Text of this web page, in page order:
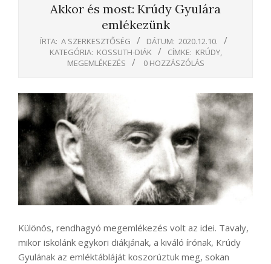
Akkor és most: Krúdy Gyulára
emlékezünk
ÍRTA: A SZERKESZTŐSÉG DÁTUM: 2020.12.10.
KATEGÓRIA: KOSSUTH-DIÁK CÍMKE: KRÚDY,
MEGEMLÉKEZÉS
0 HOZZÁSZÓLÁS
Különös, rendhagyó megemlékezés volt az idei. Tavaly,
mikor iskolánk egykori diákjának, a kiváló írónak, Krúdy
Gyulának az emléktábláját koszorúztuk meg, sokan